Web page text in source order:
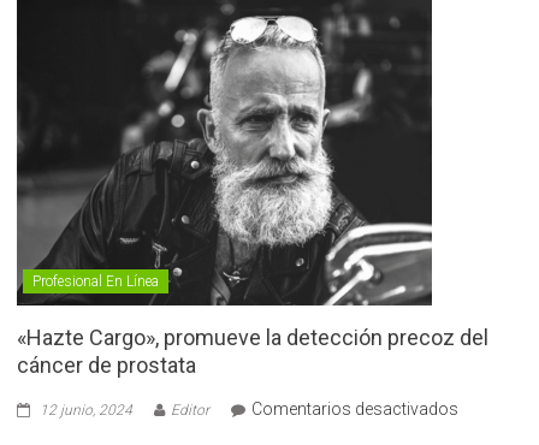
Profesional En Línea
«Hazte Cargo», promueve la detección precoz del
cáncer de prostata
12 junio, 2024 Editor Comentarios desactivados